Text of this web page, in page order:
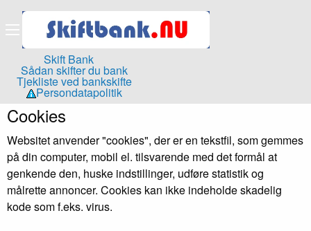
Skift Bank
Sådan skifter du bank
Tjekliste ved bankskifte
Persondatapolitik
Cookies
Websitet anvender "cookies", der er en tekstfil, som gemmes
på din computer, mobil el. tilsvarende med det formål at
genkende den, huske indstillinger, udføre statistik og
målrette annoncer. Cookies kan ikke indeholde skadelig
kode som f.eks. virus.